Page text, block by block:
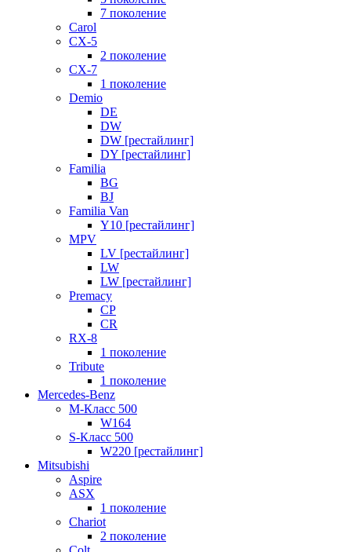
7 поколение
Carol
CX-5
2 поколение
CX-7
1 поколение
Demio
DE
DW
DW [рестайлинг]
DY [рестайлинг]
Familia
BG
BJ
Familia Van
Y10 [рестайлинг]
MPV
LV [рестайлинг]
LW
LW [рестайлинг]
Premacy
CP
CR
RX-8
1 поколение
Tribute
1 поколение
Mercedes-Benz
M-Класс 500
W164
S-Класс 500
W220 [рестайлинг]
Mitsubishi
Aspire
ASX
1 поколение
Chariot
2 поколение